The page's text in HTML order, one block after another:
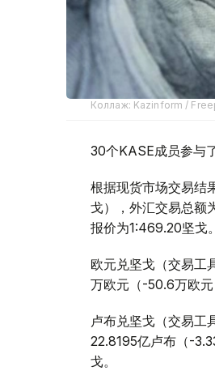
Коллаж: Kazinform /
30个KASE成员参与
根据现货市场交易结
戈），外汇交易总额
报价为1:469.20坚戈。
欧元兑坚戈（交易工
万欧元（-50.6万欧元
卢布兑坚戈（交易工
22.8195亿卢布（-
戈。